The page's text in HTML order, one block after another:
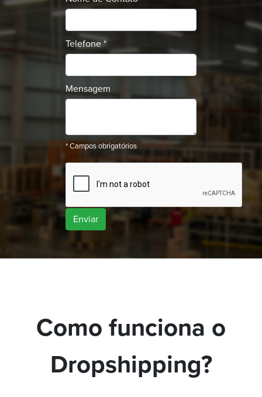
Telefone *
Mensagem
* Campos obrigatórios
Enviar
Como funciona o
Dropshipping?